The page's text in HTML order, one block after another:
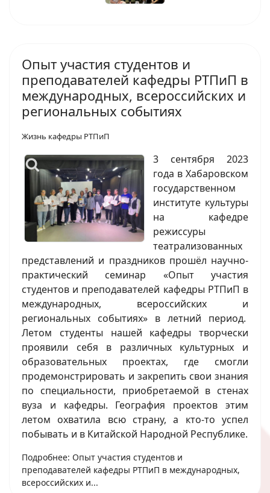
Опыт участия студентов и
преподавателей кафедры РТПиП в
международных, всероссийских и
региональных событиях
Жизнь кафедры РТПиП
3 сентября 2023
года в Хабаровском
государственном
институте культуры
на кафедре
режиссуры
театрализованных
представлений и праздников прошёл научно-
практический семинар «Опыт участия
студентов и преподавателей кафедры РТПиП в
международных, всероссийских и
региональных событиях» в летний период.
Летом студенты нашей кафедры творчески
проявили себя в различных культурных и
образовательных проектах, где смогли
продемонстрировать и закрепить свои знания
по специальности, приобретаемой в стенах
вуза и кафедры. География проектов этим
летом охватила всю страну, а кто-то успел
побывать и в Китайской Народной Республике.
Подробнее: Опыт участия студентов и
преподавателей кафедры РТПиП в международных,
всероссийских и...